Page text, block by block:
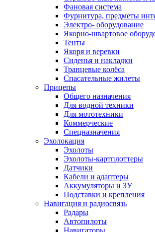
Фановая система
Фурнитура, предметы
Электро- оборудование
Якорно-швартовое
Тенты
Якоря и веревки
Сиденья и накладки
Транцевые колёса
Спасательные жилеты
Прицепы
Общего назначения
Для водной техники
Для мототехники
Коммерческие
Спецназначения
Эхолокация
Эхолоты
Эхолоты-картплоттеры
Датчики
Кабели и адаптеры
Аккумуляторы и ЗУ
Подставки и крепления
Навигация и радиосвязь
Радары
Автопилоты
Навигаторы